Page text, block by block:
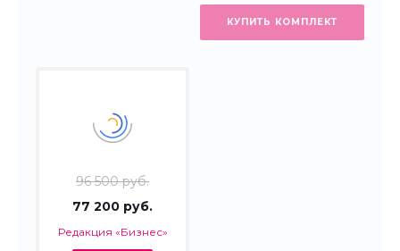
КУПИТЬ КОМПЛЕКТ
96 500 руб.
77 200 руб.
Редакция «Бизнес»